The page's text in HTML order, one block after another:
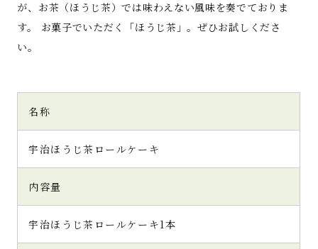
が、お茶（ほうじ茶）では味わえない風味を奏でておりま
す。 お菓子でいただく「ほうじ茶」。ぜひお試しくださ
い。
名称
宇治ほうじ茶ロールケーキ
内容量
宇治ほうじ茶ロールケーキ1本